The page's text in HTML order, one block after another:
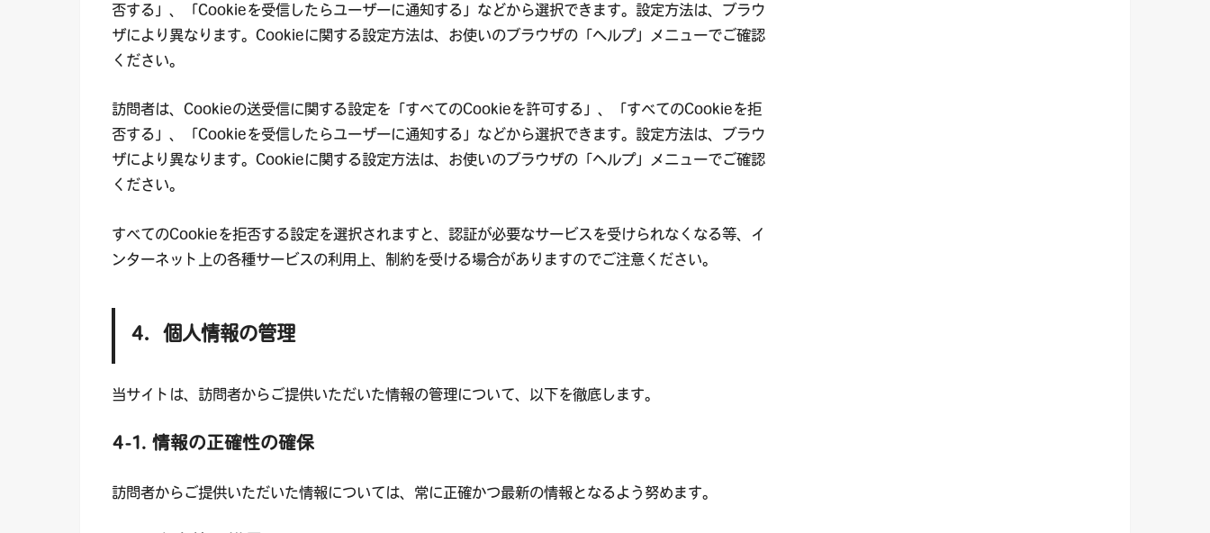
否する」、「Cookieを受信したらユーザーに通知する」などから選択できます。設定方法は、ブラウ
ザにより異なります。Cookieに関する設定方法は、お使いのブラウザの「ヘルプ」メニューでご確認
ください。
訪問者は、Cookieの送受信に関する設定を「すべてのCookieを許可する」、「すべてのCookieを拒
否する」、「Cookieを受信したらユーザーに通知する」などから選択できます。設定方法は、ブラウ
ザにより異なります。Cookieに関する設定方法は、お使いのブラウザの「ヘルプ」メニューでご確認
ください。
すべてのCookieを拒否する設定を選択されますと、認証が必要なサービスを受けられなくなる等、イ
ンターネット上の各種サービスの利用上、制約を受ける場合がありますのでご注意ください。
4．個人情報の管理
当サイトは、訪問者からご提供いただいた情報の管理について、以下を徹底します。
4-1. 情報の正確性の確保
訪問者からご提供いただいた情報については、常に正確かつ最新の情報となるよう努めます。